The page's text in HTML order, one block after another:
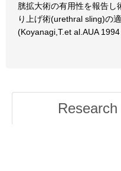
胱拡大術の有用性を報告し
り上げ術(urethral sling)の
(Koyanagi,T.et al.AUA